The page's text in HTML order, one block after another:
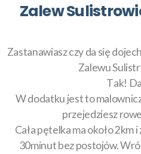
Zalew
Zastanawiasz czy da się
Zalewu
Tak!
W dodatku jest to
przejedziesz
Cała pętelka ma około 2km
30minut bez postojów.